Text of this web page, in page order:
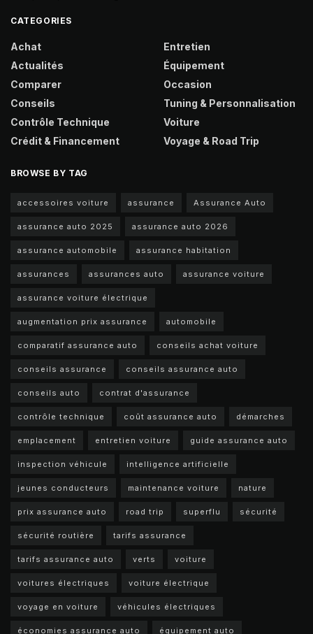
CATEGORIES
Achat
Actualités
Comparer
Conseils
Contrôle Technique
Crédit & Financement
Entretien
Équipement
Occasion
Tuning & Personnalisation
Voiture
Voyage & Road Trip
BROWSE BY TAG
accessoires voiture assurance Assurance Auto
assurance auto 2025 assurance auto 2026
assurance automobile assurance habitation
assurances assurances auto assurance voiture
assurance voiture électrique
augmentation prix assurance automobile
comparatif assurance auto conseils achat voiture
conseils assurance conseils assurance auto
conseils auto contrat d'assurance
contrôle technique coût assurance auto démarches
emplacement entretien voiture guide assurance auto
inspection véhicule intelligence artificielle
jeunes conducteurs maintenance voiture nature
prix assurance auto road trip superflu sécurité
sécurité routière tarifs assurance
tarifs assurance auto verts voiture
voitures électriques voiture électrique
voyage en voiture véhicules électriques
économies assurance auto équipement auto